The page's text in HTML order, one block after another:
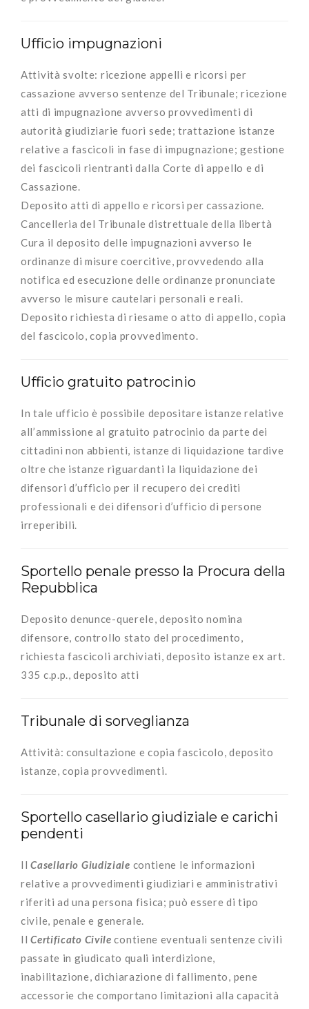
Ufficio impugnazioni
Attività svolte: ricezione appelli e ricorsi per
cassazione avverso sentenze del Tribunale; ricezione
atti di impugnazione avverso provvedimenti di
autorità giudiziarie fuori sede; trattazione istanze
relative a fascicoli in fase di impugnazione; gestione
dei fascicoli rientranti dalla Corte di appello e di
Cassazione.
Deposito atti di appello e ricorsi per cassazione.
Cancelleria del Tribunale distrettuale della libertà
Cura il deposito delle impugnazioni avverso le
ordinanze di misure coercitive, provvedendo alla
notifica ed esecuzione delle ordinanze pronunciate
avverso le misure cautelari personali e reali.
Deposito richiesta di riesame o atto di appello, copia
del fascicolo, copia provvedimento.
Ufficio gratuito patrocinio
In tale ufficio è possibile depositare istanze relative
all’ammissione al gratuito patrocinio da parte dei
cittadini non abbienti, istanze di liquidazione tardive
oltre che istanze riguardanti la liquidazione dei
difensori d’ufficio per il recupero dei crediti
professionali e dei difensori d’ufficio di persone
irreperibili.
Sportello penale presso la Procura della
Repubblica
Deposito denunce-querele, deposito nomina
difensore, controllo stato del procedimento,
richiesta fascicoli archiviati, deposito istanze ex art.
335 c.p.p., deposito atti
Tribunale di sorveglianza
Attività: consultazione e copia fascicolo, deposito
istanze, copia provvedimenti.
Sportello casellario giudiziale e carichi
pendenti
IlCasellario Giudiziale contiene le informazioni
relative a provvedimenti giudiziari e amministrativi
riferiti ad una persona fisica; può essere di tipo
civile, penale e generale.
IlCertificato Civile contiene eventuali sentenze civili
passate in giudicato quali interdizione,
inabilitazione, dichiarazione di fallimento, pene
accessorie che comportano limitazioni alla capacità